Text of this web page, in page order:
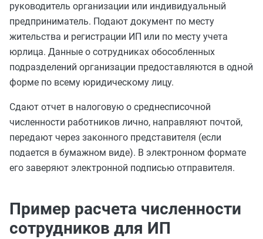
руководитель организации или индивидуальный
предприниматель. Подают документ по месту
жительства и регистрации ИП или по месту учета
юрлица. Данные о сотрудниках обособленных
подразделений организации предоставляются в одной
форме по всему юридическому лицу.
Сдают отчет в налоговую о среднесписочной
численности работников лично, направляют почтой,
передают через законного представителя (если
подается в бумажном виде). В электронном формате
его заверяют электронной подписью отправителя.
Пример расчета численности
сотрудников для ИП